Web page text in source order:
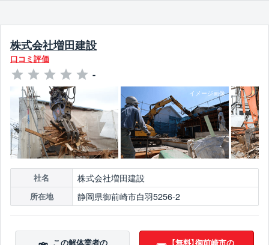
株式会社増田建設
口コミ評価
-
社名 株式会社増田建設
所在地 静岡県御前崎市白羽5256-2
この解体業者の
【無料】御前崎市の